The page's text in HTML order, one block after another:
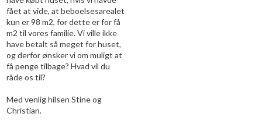
fået at vide, at beboelsesarealet
kun er 98 m2, for dette er for få
m2 til vores familie. Vi ville ikke
have betalt så meget for huset,
og derfor ønsker vi om muligt at
få penge tilbage? Hvad vil du
råde os til?
Med venlig hilsen Stine og
Christian.